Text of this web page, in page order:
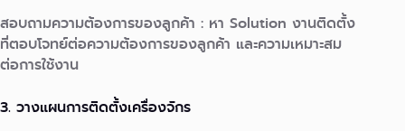
สอบถามความต้องการของลูกค้า : หา Solution งานติดตั้ง
ที่ตอบโจทย์ต่อความต้องการของลูกค้า และความเหมาะสม
ต่อการใช้งาน
3. วางแผนการติดตั้งเครื่องจักร